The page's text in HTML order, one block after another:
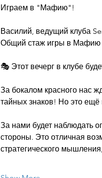
Играем в "Мафию"!
Василий, ведущий клуба
Общий стаж игры в Мафию -
🎭 Этот вечерг в клубе
За бокалом красного нас
тайных знаков! Но это ещё
За нами будет наблюдать
стороны. Это отличная
стратегического